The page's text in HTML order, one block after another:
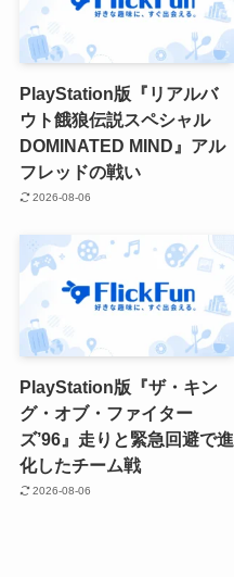
PlayStation版『リアルバ
ウト餓狼伝説スペシャル
DOMINATED MIND』アル
フレッドの戦い
2026-08-06
PlayStation版『ザ・キン
グ・オブ・ファイター
ズ’96』走りと緊急回避で進
化したチーム戦
2026-08-06